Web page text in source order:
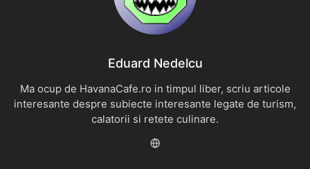
Eduard Nedelcu
Ma ocup de HavanaCafe.ro in timpul liber, scriu articole
interesante despre subiecte interesante legate de turism,
calatorii si retete culinare.